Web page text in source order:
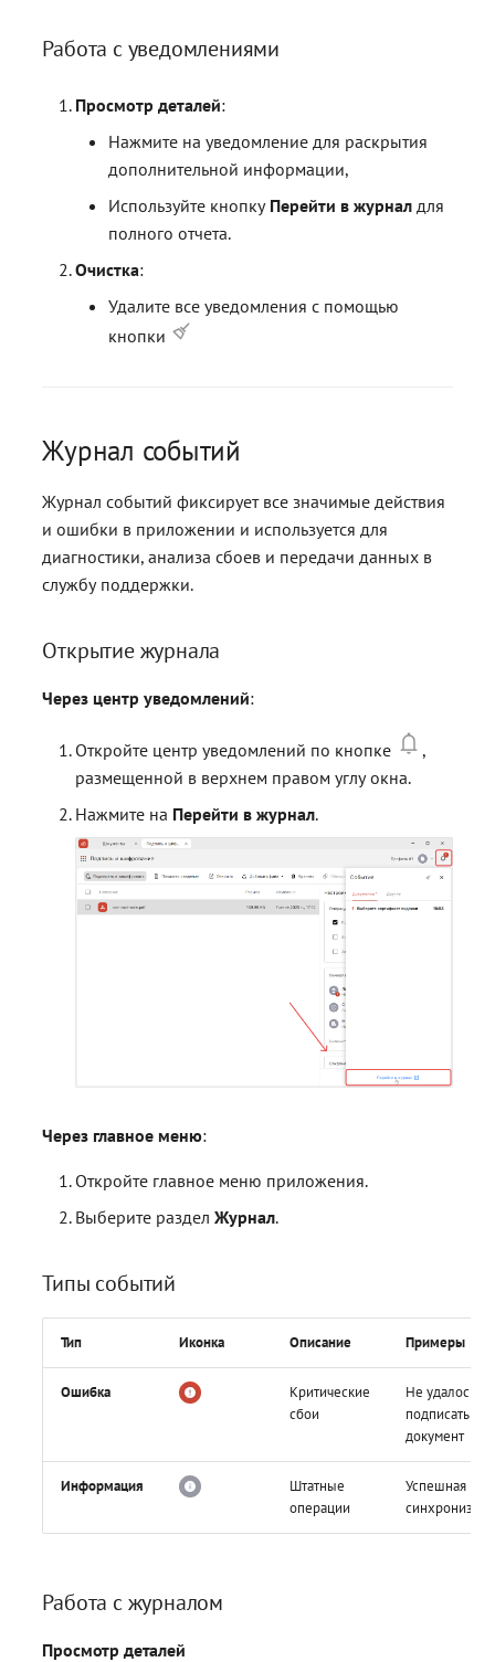
Работа с уведомлениями
Просмотр деталей:
Нажмите на уведомление для раскрытия
дополнительной информации,
Используйте кнопку Перейти в журнал для
полного отчета.
Очистка:
Удалите все уведомления с помощью
кнопки
Журнал событий
Журнал событий фиксирует все значимые действия
и ошибки в приложении и используется для
диагностики, анализа сбоев и передачи данных в
службу поддержки.
Открытие журнала
Через центр уведомлений:
Откройте центр уведомлений по кнопке
,
размещенной в верхнем правом углу окна.
Нажмите на Перейти в журнал.
Через главное меню:
Откройте главное меню приложения.
Выберите разделЖурнал.
Типы событий
Тип Иконка Описание Примеры
Ошибка
Критические
сбои
Не удалось
подписать
документ
Информация
Штатные
операции
Успешная
Работа с журналом
Просмотр деталей